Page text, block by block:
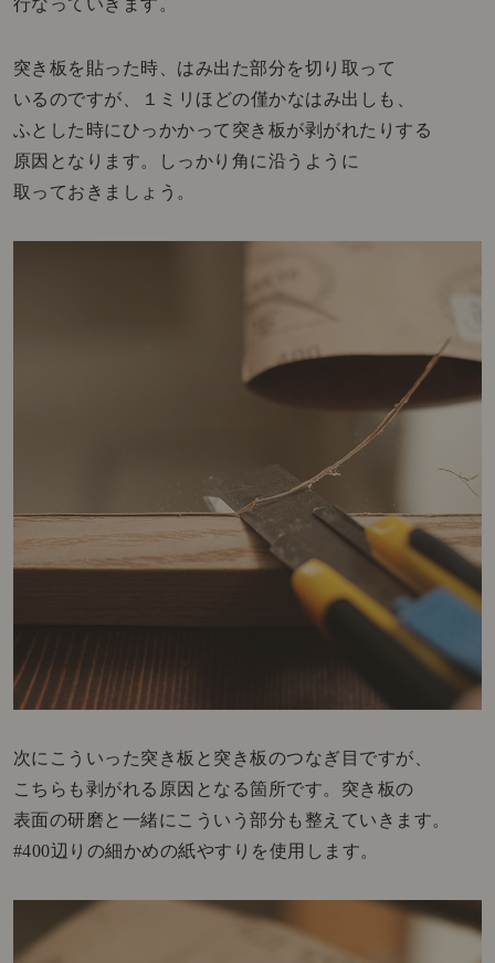
突き板を貼った時、はみ出た部分を切り取って
いるのですが、１ミリほどの僅かなはみ出しも、
ふとした時にひっかかって突き板が剥がれたりする
原因となります。しっかり角に沿うように
取っておきましょう。
次にこういった突き板と突き板のつなぎ目ですが、
こちらも剥がれる原因となる箇所です。突き板の
表面の研磨と一緒にこういう部分も整えていきます。
#400辺りの細かめの紙やすりを使用します。